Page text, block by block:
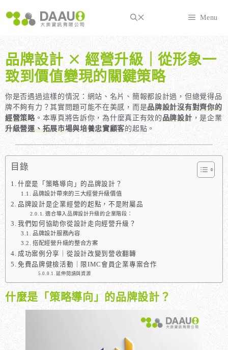
至
內
容
Menu
品牌設計 × 經營升級｜從形象一
致到價值變現的關鍵策略
你是否遇過這樣的情況：網站、名片、簡報都設計過，但總覺得品
牌不夠有力？其實問題可能不在美感，而是品牌設計沒有對齊你的
經營策略。本專頁將告訴你，為什麼真正有效的品牌設計，是企業
升級營運、拓展市場與培養忠實顧客的起點。
目錄
什麼是「策略導向」的品牌設計？
品牌設計帶來的三大經營升級價值
品牌設計是企業經營的起點，不是附屬品
適合導入品牌設計升級的企業階段：
我們如何協助你從設計走向經營升級？
品牌設計服務內容
搭配經營升級的整合方案
成功案例分享｜從設計改變到營收翻轉
免費品牌健檢活動｜限IMC會員企業專案合作
延伸閱讀與資源
什麼是「策略導向」的品牌設計？